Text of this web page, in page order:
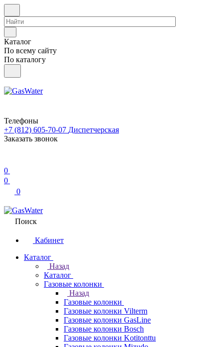
Каталог
По всему сайту
По каталогу
Телефоны
+7 (812) 605-70-07 Диспетчерская
Заказать звонок
0
0
0
Поиск
Кабинет
Каталог
Назад
Каталог
Газовые колонки
Назад
Газовые колонки
Газовые колонки Vilterm
Газовые колонки GasLine
Газовые колонки Bosch
Газовые колонки Kotitonttu